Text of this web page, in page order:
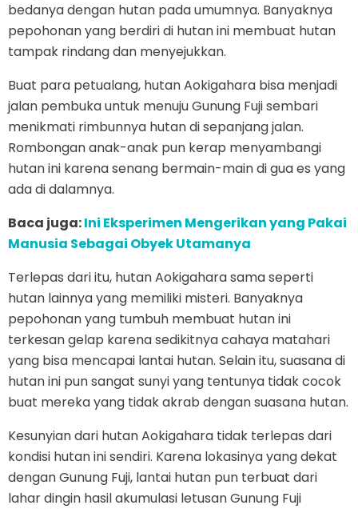
bedanya dengan hutan pada umumnya. Banyaknya
pepohonan yang berdiri di hutan ini membuat hutan
tampak rindang dan menyejukkan.
Buat para petualang, hutan Aokigahara bisa menjadi
jalan pembuka untuk menuju Gunung Fuji sembari
menikmati rimbunnya hutan di sepanjang jalan.
Rombongan anak-anak pun kerap menyambangi
hutan ini karena senang bermain-main di gua es yang
ada di dalamnya.
Baca juga:Ini Eksperimen Mengerikan yang Pakai
Manusia Sebagai Obyek Utamanya
Terlepas dari itu, hutan Aokigahara sama seperti
hutan lainnya yang memiliki misteri. Banyaknya
pepohonan yang tumbuh membuat hutan ini
terkesan gelap karena sedikitnya cahaya matahari
yang bisa mencapai lantai hutan. Selain itu, suasana di
hutan ini pun sangat sunyi yang tentunya tidak cocok
buat mereka yang tidak akrab dengan suasana hutan.
Kesunyian dari hutan Aokigahara tidak terlepas dari
kondisi hutan ini sendiri. Karena lokasinya yang dekat
dengan Gunung Fuji, lantai hutan pun terbuat dari
lahar dingin hasil akumulasi letusan Gunung Fuji